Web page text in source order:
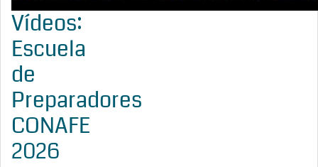
Vídeos:
Escuela
de
Preparadores
CONAFE
2026